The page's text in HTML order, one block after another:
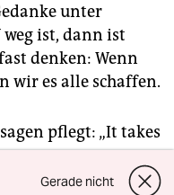
unter
ist, dann ist
denken: Wenn
wir es alle schaffen.
pflegt: „It takes
Gerade nicht